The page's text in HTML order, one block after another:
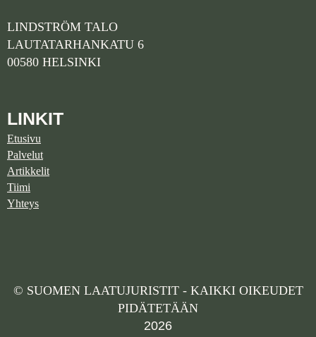
LINDSTRÖM TALO
LAUTATARHANKATU 6
00580 HELSINKI
LINKIT
Etusivu
Palvelut
Artikkelit
Tiimi
Yhteys
© SUOMEN LAATUJURISTIT - KAIKKI OIKEUDET
PIDÄTETÄÄN
2026